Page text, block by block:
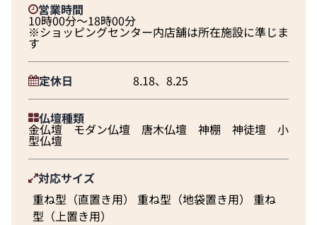
営業時間
10時00分～18時00分
※ショッピングセンター内店舗は所在施設に準じま
す
定休日 8.18、8.25
仏壇種類
金仏壇 モダン仏壇 唐木仏壇 神棚 神徒壇 小
型仏壇
対応サイズ
重ね型（直置き用） 重ね型（地袋置き用） 重ね
型（上置き用）